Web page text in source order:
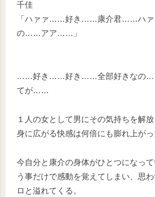
千佳
「ハァァ……好き……康介君……ハ
の……アア……」
……好き……好き……全部好きなの
てが……
１人の女として男にその気持ちを解
身に広がる快感は何倍にも膨れ上がっ
今自分と康介の身体がひとつになっ
う事だけで感動を覚えてしまい、思
ロと溢れてくる。